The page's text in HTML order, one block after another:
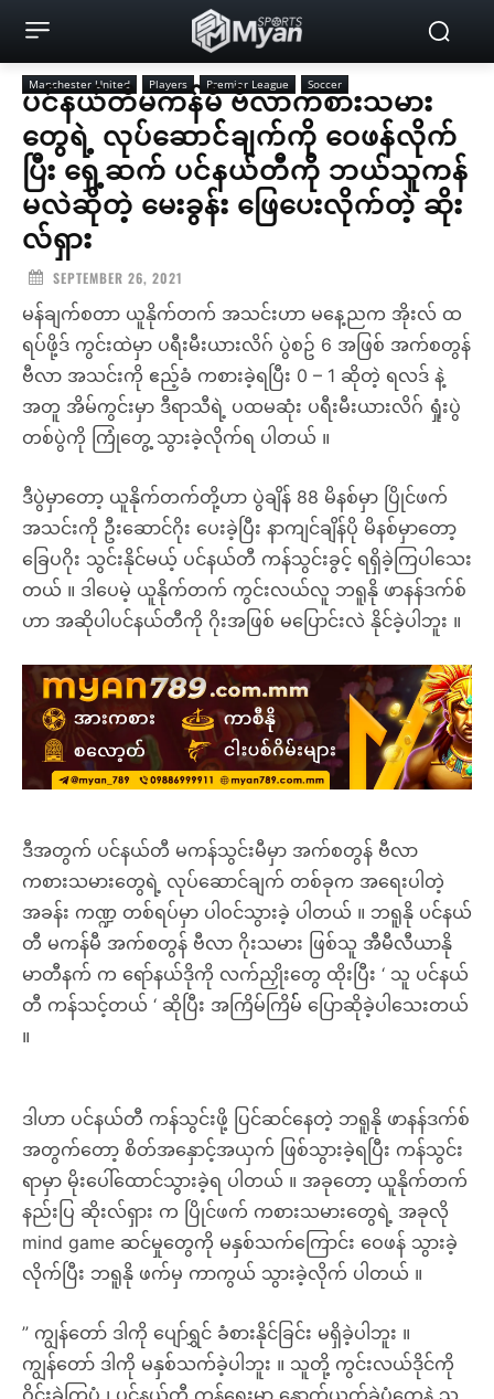
Manchester United Players Premier League Soccer
ပင်နယ်တီမကန်မီ ဗီလာကစားသမား
တွေရဲ့ လုပ်ဆောင််ချက်ကို ဝေဖန်လိုက်
ပြီး ရှေ့ဆက် ပင်နယ်တီကို ဘယ်သူကန်
မလဲဆိုတဲ့ မေးခွန်း ဖြေပေးလိုက်တဲ့ ဆိုး
လ်ရှား
SEPTEMBER 26, 2021
မန်ချက်စတာ ယူနိုက်တက် အသင်းဟာ မနေ့ညက အိုးလ် ထ
ရပ်ဖို့ဒ် ကွင်းထဲမှာ ပရီးမီးယားလိဂ် ပွဲစဥ် 6 အဖြစ် အက်စတွန်
ဗီလာ အသင်းကို ဧည့်ခံ ကစားခဲ့ရပြီး 0 – 1 ဆိုတဲ့ ရလဒ် နဲ့
အတူ အိမ်ကွင်းမှာ ဒီရာသီရဲ့ ပထမဆုံး ပရီးမီးယားလိဂ် ရှုံးပွဲ
တစ်ပွဲကို ကြုံတွေ့ သွားခဲ့လိုက်ရ ပါတယ် ။
ဒီပွဲမှာတော့ ယူနိုက်တက်တို့ဟာ ပွဲချိန် 88 မိနစ်မှာ ပြိုင်ဖက်
အသင်းကို ဦးဆောင်ဂိုး ပေးခဲ့ပြီး နာကျင်ချိန်ပို မိနစ်မှာတော့
ခြေပဂိုး သွင်းနိုင်မယ့် ပင်နယ်တီ ကန်သွင်းခွင့် ရရှိခဲ့ကြပါသေး
တယ် ။ ဒါပေမဲ့ ယူနိုက်တက် ကွင်းလယ်လူ ဘရူနို ဖာနန်ဒက်စ်
ဟာ အဆိုပါပင်နယ်တီကို ဂိုးအဖြစ် မပြောင်းလဲ နိုင်ခဲ့ပါဘူး ။
ဒီအတွက် ပင်နယ်တီ မကန်သွင်းမီမှာ အက်စတွန် ဗီလာ
ကစားသမားတွေရဲ့ လုပ်ဆောင်ချက် တစ်ခုက အရေးပါတဲ့
အခန်း ကဏ္ဍ တစ်ရပ်မှာ ပါဝင်သွားခဲ့ ပါတယ် ။ ဘရူနို ပင်နယ်
တီ မကန်မီ အက်စတွန် ဗီလာ ဂိုးသမား ဖြစ်သူ အီမီလီယာနို
မာတီနက် က ရော်နယ်ဒိုကို လက်ညှိုးတွေ ထိုးပြီး ‘ သူ ပင်နယ်
တီ ကန်သင့်တယ် ‘ ဆိုပြီး အကြိမ်ကြိမ်် ပြောဆိုခဲ့ပါသေးတယ်
။
ဒါဟာ ပင်နယ်တီ ကန်သွင်းဖို့ ပြင်ဆင်နေတဲ့ ဘရူနို ဖာနန်ဒက်စ်
အတွက်တော့ စိတ်အနှောင့်အယှက် ဖြစ်သွားခဲ့ရပြီး ကန်သွင်း
ရာမှာ မိုးပေါ်ထောင်သွားခဲ့ရ ပါတယ် ။ အခုတော့ ယူနိုက်တက်
နည်းပြ ဆိုးလ်ရှား က ပြိုင်ဖက် ကစားသမားတွေရဲ့ အခုလို
mind game ဆင်မှုတွေကို မနှစ်သက်ကြောင်း ဝေဖန် သွားခဲ့
လိုက်ပြီး ဘရူနို ဖက်မှ ကာကွယ် သွားခဲ့လိုက် ပါတယ် ။
” ကျွန်တော် ဒါကို ပျော်ရွှင် ခံစားနိုင်ခြင်း မရှိခဲ့ပါဘူး ။
ကျွန်တော် ဒါကို မနှစ်သက်ခဲ့ပါဘူး ။ သူတို့ ကွင်းလယ်ဒိုင်ကို